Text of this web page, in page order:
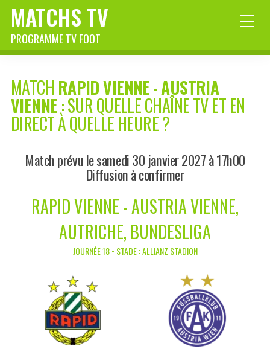
MATCHS TV
PROGRAMME TV FOOT
MATCH RAPID VIENNE-AUSTRIA
VIENNE: SUR QUELLE CHAÎNE TV ET EN
DIRECT À QUELLE HEURE ?
Match prévu le samedi 30 janvier 2027 à 17h00
Diffusion à confirmer
RAPID VIENNE - AUSTRIA VIENNE,
AUTRICHE, BUNDESLIGA
JOURNÉE 18 • STADE : ALLIANZ STADION